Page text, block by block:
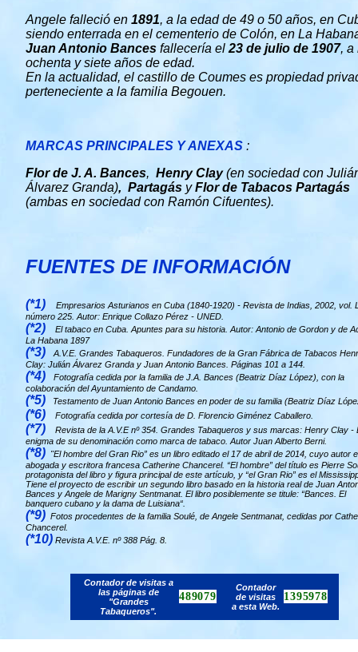
Angele falleció en 1891, a la edad de 49 o 50 años, en
siendo enterrada en el cementerio de Colón, en La
Juan Antonio Bances fallecería el 23 de julio de 1907, a
ochenta y siete años de edad.
En la actualidad, el castillo de Coumes es propiedad
perteneciente a la familia Begouen.
MARCAS PRINCIPALES Y ANEXAS :
Flor de J. A. Bances, Henry Clay(en sociedad con
Álvarez Granda), Partagás yFlor de Tabacos Partagás
(ambas en sociedad con Ramón Cifuentes).
FUENTES DE INFORMACIÓN
(*1)
Empresarios Asturianos en Cuba (1840-1920) - Revista de Indias, 2002, vol.
número 225. Autor: Enrique Collazo Pérez - UNED.
(*2) El tabaco en Cuba. Apuntes para su historia. Autor: Antonio de Gordon y de
La Habana 1897
(*3)
A.V.E. Grandes Tabaqueros. Fundadores de la Gran Fábrica de Tabacos
Clay: Julián Álvarez Granda y Juan Antonio Bances. Páginas 101 a 144.
(*4)
Fotografía cedida por la familia de J.A. Bances (Beatriz Díaz López), con la
colaboración del Ayuntamiento de Candamo.
(*5) Testamento de Juan Antonio Bances en poder de su familia (Beatriz Díaz
(*6) Fotografía cedida por cortesía de D. Florencio Giménez Caballero.
(*7) Revista de la A.V.E nº 354. Grandes Tabaqueros y sus marcas: Henry Clay -
enigma de su denominación como marca de tabaco. Autor Juan Alberto Berni.
(*8) "El hombre del Gran Rio” es un libro editado el 17 de abril de 2014, cuyo autor
abogada y escritora francesa Catherine Chancerel. “El hombre” del título es Pierre
protagonista del libro y figura principal de este artículo, y “el Gran Rio” es el
Tiene el proyecto de escribir un segundo libro basado en la historia real de Juan
Bances y Angele de Marigny Sentmanat. El libro posiblemente se titule: “Bances. El
banquero cubano y la dama de Luisiana“.
(*9) Fotos procedentes de la familia Soulé, de Angele Sentmanat, cedidas por
Chancerel.
(*10) Revista A.V.E. nº 388 Pág. 8.
Contador de visitas a
las páginas de
"Grandes
Tabaqueros".
489079
Contador
de visitas
a esta Web.
1395978